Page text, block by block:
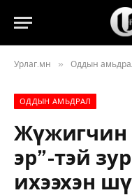
Урлаг.мн » Оддын
ОДДЫН АМЬДРАЛ
Жүжигчин
эр”-тэй
ихээхэн